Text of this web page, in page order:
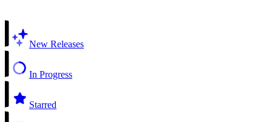
New Releases
In Progress
Starred